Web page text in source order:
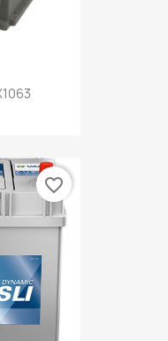
favorite_border